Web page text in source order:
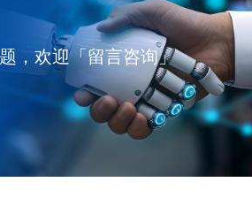
，欢迎「留言咨询」